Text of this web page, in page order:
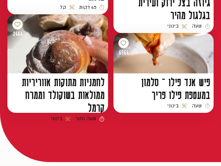
בגלגול מהיר
זמן הכנה
שעה
רמת קושי
בינוני
זמן הכנה
45 דקות
רמת קושי
קל
6564
פיש אנד פילו – סלמון
במעטפת פילו פריך
זמן הכנה
שעה
רמת קושי
בינוני
2464
לחמניות מתוקות אווריריות
ממולאות בשוקולד וממרח
קרמל
זמן הכנה
שעה וחצי
רמת קושי
בינוני